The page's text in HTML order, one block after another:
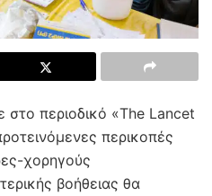
περιοδικό «The Lancet
περικοπές
χορηγούς
βοήθειας θα